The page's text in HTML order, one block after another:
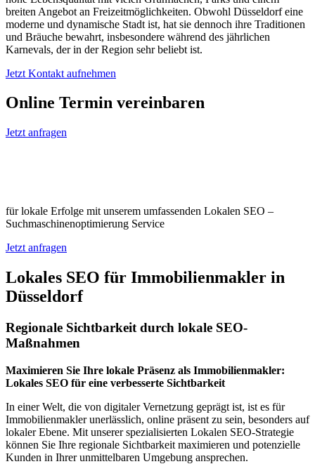
breiten Angebot an Freizeitmöglichkeiten. Obwohl Düsseldorf eine
moderne und dynamische Stadt ist, hat sie dennoch ihre Traditionen
und Bräuche bewahrt, insbesondere während des jährlichen
Karnevals, der in der Region sehr beliebt ist.
Jetzt Kontakt aufnehmen
Online Termin vereinbaren
Jetzt anfragen
für lokale Erfolge mit unserem umfassenden Lokalen SEO –
Suchmaschinenoptimierung Service
Jetzt anfragen
Lokales SEO für Immobilienmakler in
Düsseldorf
Regionale Sichtbarkeit durch lokale SEO-
Maßnahmen
Maximieren Sie Ihre lokale Präsenz als Immobilienmakler:
Lokales SEO für eine verbesserte Sichtbarkeit
In einer Welt, die von digitaler Vernetzung geprägt ist, ist es für
Immobilienmakler unerlässlich, online präsent zu sein, besonders auf
lokaler Ebene. Mit unserer spezialisierten Lokalen SEO-Strategie
können Sie Ihre regionale Sichtbarkeit maximieren und potenzielle
Kunden in Ihrer unmittelbaren Umgebung ansprechen.